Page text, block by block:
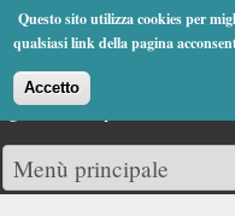
Questo sito utilizza cookies per
qualsiasi link della pagina
Accetto
Jump to Navigation